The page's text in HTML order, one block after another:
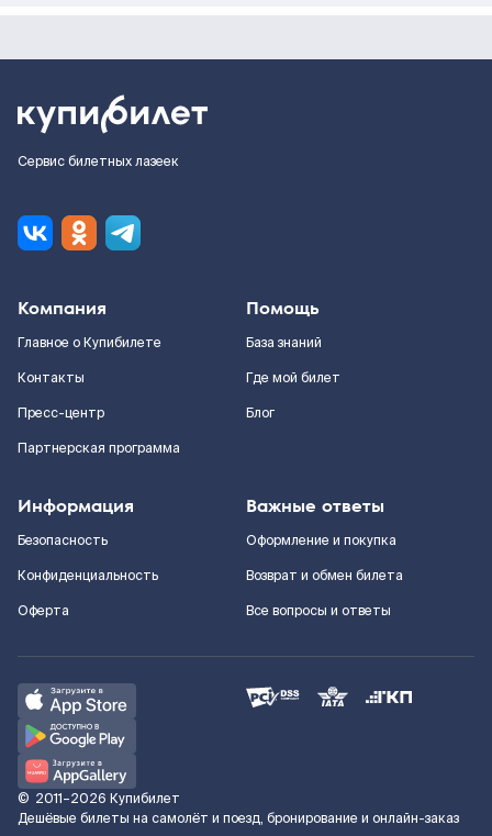
Сервис билетных лазеек
Компания
Главное о Купибилете
Контакты
Пресс-центр
Партнерская программа
Помощь
База знаний
Где мой билет
Блог
Информация
Безопасность
Конфиденциальность
Оферта
Важные ответы
Оформление и покупка
Возврат и обмен билета
Все вопросы и ответы
© 2011–2026 Купибилет
Дешёвые билеты на самолёт и поезд, бронирование и онлайн-заказ